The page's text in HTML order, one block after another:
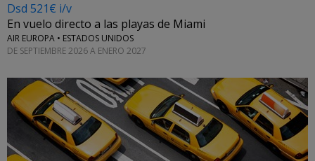
Dsd 521€ i/v
En vuelo directo a las playas de Miami
AIR EUROPA • ESTADOS UNIDOS
DE SEPTIEMBRE 2026 A ENERO 2027